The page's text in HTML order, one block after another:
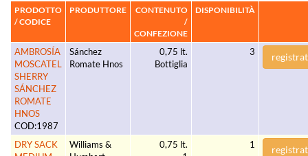
PRODOTTO
/ CODICE
PRODUTTORE
CONTENUTO
/
CONFEZIONE
DISPONIBILITÀ
AMBROSÍA
MOSCATEL
SHERRY
SÁNCHEZ
ROMATE
HNOS
COD:1987
Sánchez
Romate Hnos
0,75 lt.
Bottiglia
3
DRY SACK
Williams &
0,75 lt.
1